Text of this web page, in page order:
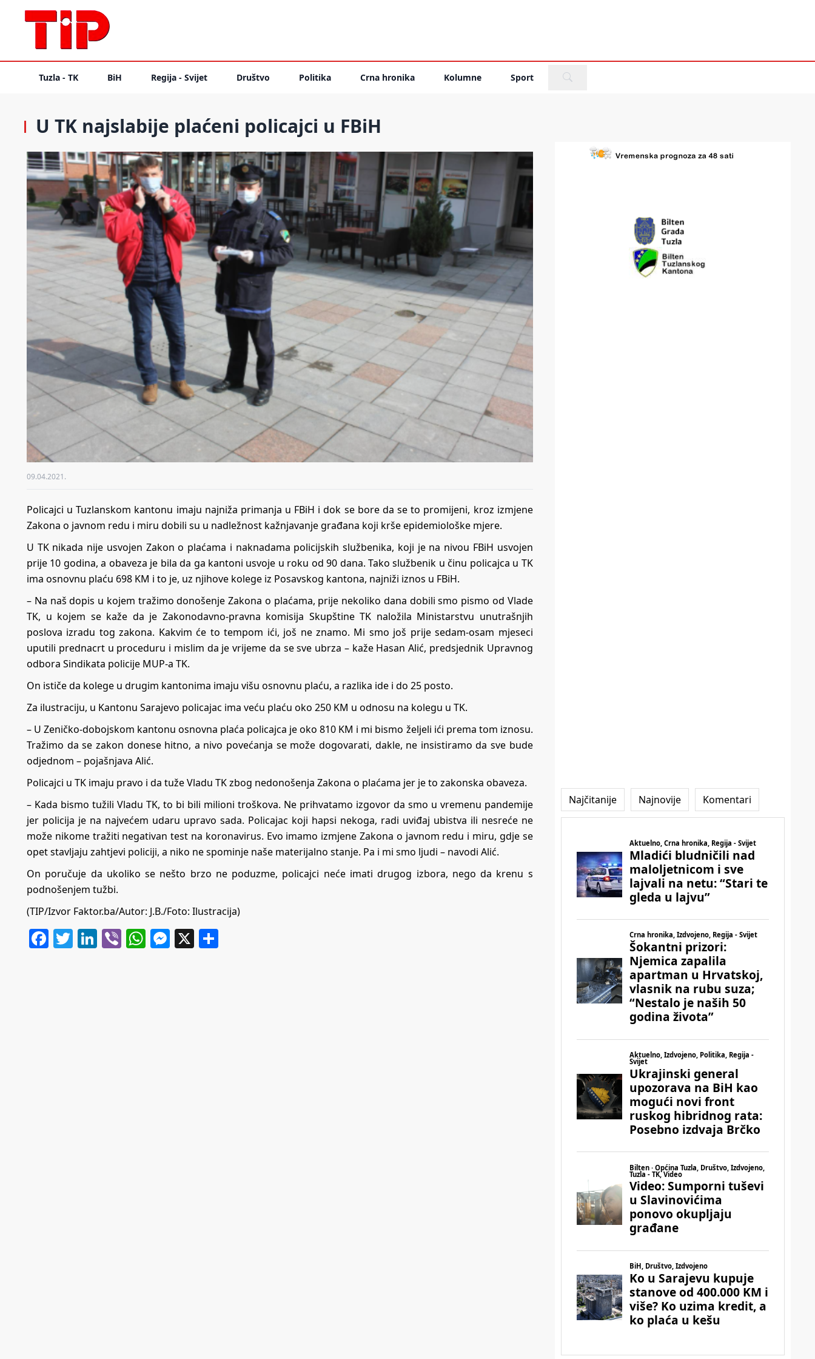
Tuzla - TK BiH Regija - Svijet Društvo Politika Crna hronika Kolumne Sport
U TK najslabije plaćeni policajci u FBiH
09.04.2021.
Policajci u Tuzlanskom kantonu imaju najniža primanja u FBiH i dok se bore da se to promijeni, kroz izmjene
Zakona o javnom redu i miru dobili su u nadležnost kažnjavanje građana koji krše epidemiološke mjere.
U TK nikada nije usvojen Zakon o plaćama i naknadama policijskih službenika, koji je na nivou FBiH usvojen
prije 10 godina, a obaveza je bila da ga kantoni usvoje u roku od 90 dana. Tako službenik u činu policajca u TK
ima osnovnu plaću 698 KM i to je, uz njihove kolege iz Posavskog kantona, najniži iznos u FBiH.
– Na naš dopis u kojem tražimo donošenje Zakona o plaćama, prije nekoliko dana dobili smo pismo od Vlade
TK, u kojem se kaže da je Zakonodavno-pravna komisija Skupštine TK naložila Ministarstvu unutrašnjih
poslova izradu tog zakona. Kakvim će to tempom ići, još ne znamo. Mi smo još prije sedam-osam mjeseci
uputili prednacrt u proceduru i mislim da je vrijeme da se sve ubrza – kaže Hasan Alić, predsjednik Upravnog
odbora Sindikata policije MUP-a TK.
On ističe da kolege u drugim kantonima imaju višu osnovnu plaću, a razlika ide i do 25 posto.
Za ilustraciju, u Kantonu Sarajevo policajac ima veću plaću oko 250 KM u odnosu na kolegu u TK.
– U Zeničko-dobojskom kantonu osnovna plaća policajca je oko 810 KM i mi bismo željeli ići prema tom iznosu.
Tražimo da se zakon donese hitno, a nivo povećanja se može dogovarati, dakle, ne insistiramo da sve bude
odjednom – pojašnjava Alić.
Policajci u TK imaju pravo i da tuže Vladu TK zbog nedonošenja Zakona o plaćama jer je to zakonska obaveza.
– Kada bismo tužili Vladu TK, to bi bili milioni troškova. Ne prihvatamo izgovor da smo u vremenu pandemije
jer policija je na najvećem udaru upravo sada. Policajac koji hapsi nekoga, radi uviđaj ubistva ili nesreće ne
može nikome tražiti negativan test na koronavirus. Evo imamo izmjene Zakona o javnom redu i miru, gdje se
opet stavljaju zahtjevi policiji, a niko ne spominje naše materijalno stanje. Pa i mi smo ljudi – navodi Alić.
On poručuje da ukoliko se nešto brzo ne poduzme, policajci neće imati drugog izbora, nego da krenu s
podnošenjem tužbi.
(TIP/Izvor Faktor.ba/Autor: J.B./Foto: Ilustracija)
Facebook
Twitter
LinkedIn
ViberWhatsApp
Messenger
X
Najčitanije Najnovije Komentari